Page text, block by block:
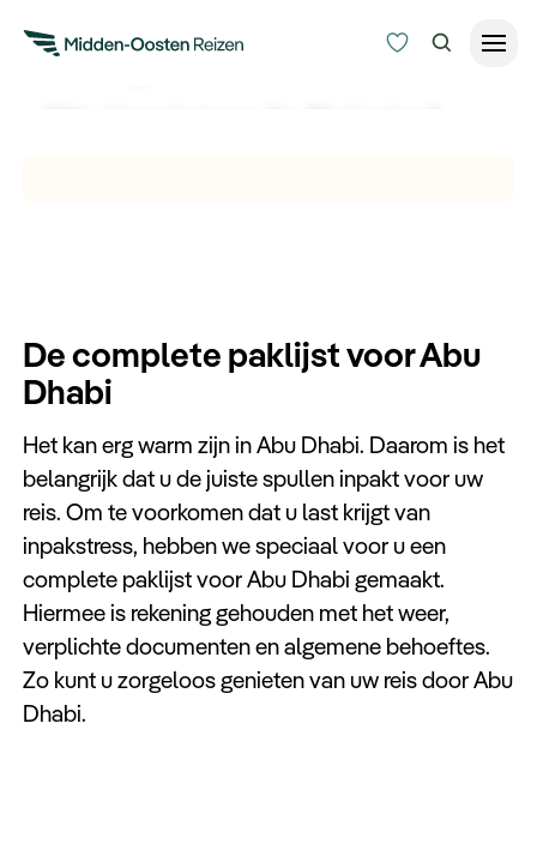
Paklijst Abu Dhabi
De complete paklijst voor Abu
Dhabi
Het kan erg warm zijn in Abu Dhabi. Daarom is het
belangrijk dat u de juiste spullen inpakt voor uw
reis. Om te voorkomen dat u last krijgt van
inpakstress, hebben we speciaal voor u een
complete paklijst voor Abu Dhabi gemaakt.
Hiermee is rekening gehouden met het weer,
verplichte documenten en algemene behoeftes.
Zo kunt u zorgeloos genieten van uw reis door Abu
Dhabi.